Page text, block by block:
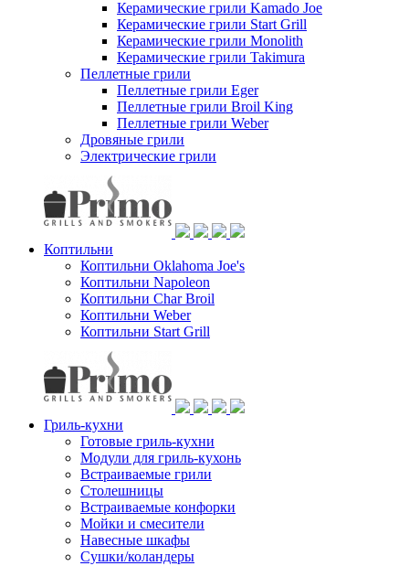
Керамические грили Kamado Joe
Керамические грили Start Grill
Керамические грили Monolith
Керамические грили Takimura
Пеллетные грили
Пеллетные грили Eger
Пеллетные грили Broil King
Пеллетные грили Weber
Дровяные грили
Электрические грили
Коптильни
Коптильни Oklahoma Joe's
Коптильни Napoleon
Коптильни Char Broil
Коптильни Weber
Коптильни Start Grill
Гриль-кухни
Готовые гриль-кухни
Модули для гриль-кухонь
Встраиваемые грили
Столешницы
Встраиваемые конфорки
Мойки и смесители
Навесные шкафы
Сушки/коландеры